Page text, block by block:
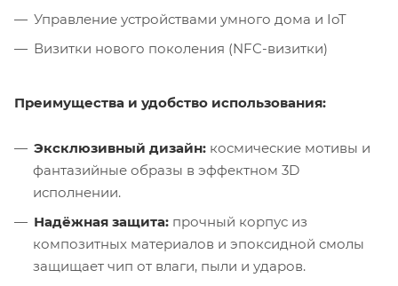
Управление устройствами умного дома и IoT
Визитки нового поколения (NFC-визитки)
Преимущества и удобство использования:
Эксклюзивный дизайн: космические мотивы и
фантазийные образы в эффектном 3D
исполнении.
Надёжная защита: прочный корпус из
композитных материалов и эпоксидной смолы
защищает чип от влаги, пыли и ударов.